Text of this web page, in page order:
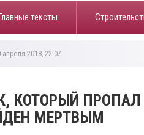
тексты
апреля 2018, 22:07
КОТОРЫЙ
МЕРТВЫМ